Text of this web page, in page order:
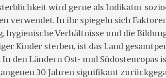
wird gerne als Indikator
verwendet. In ihr spiegeln sich
hygienische Verhältnisse und die
Kinder sterben, ist das Land
In den Ländern Ost- und Südosteuropas
30 Jahren signifikant